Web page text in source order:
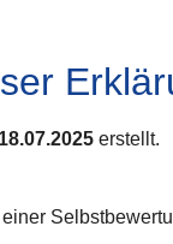
18.07.2025 erstellt.